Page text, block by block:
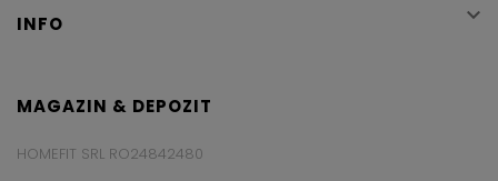
INFO 
MAGAZIN & DEPOZIT
HOMEFIT SRL RO24842480